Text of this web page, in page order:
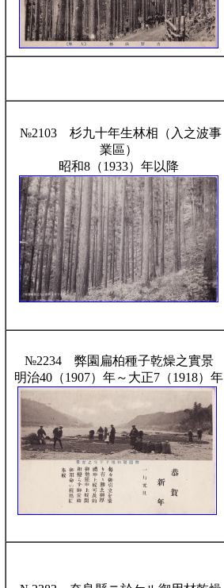
№2103 杉九十年生林相（入之波事
業區）
昭和8（1933）年以降
№2234 弊園扁柏種子乾燥之實景
明治40（1907）年～大正7（1918）年